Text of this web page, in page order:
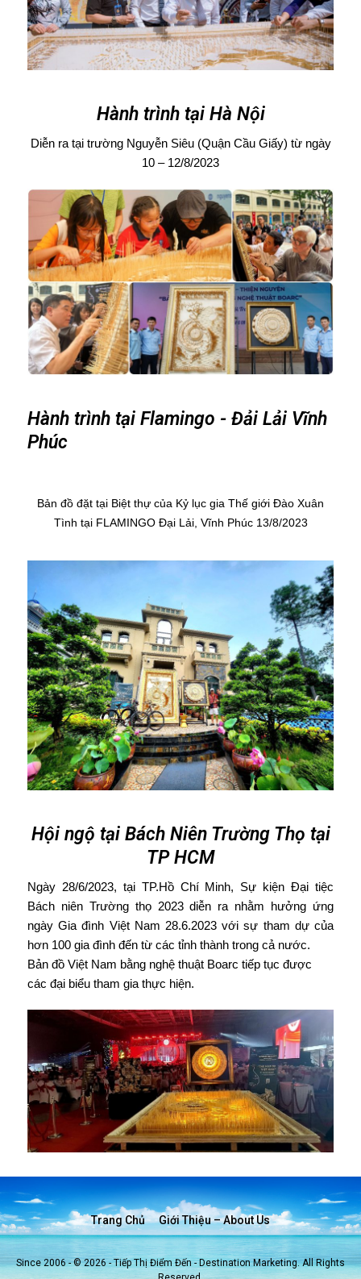
Hành trình tại Hà Nội
Diễn ra tại trường Nguyễn Siêu (Quận Cầu Giấy) từ ngày
10 – 12/8/2023
Hành trình tại Flamingo - Đải Lải Vĩnh
Phúc
Bản đồ đặt tại Biệt thự của Kỷ lục gia Thế giới Đào Xuân
Tình tại FLAMINGO Đại Lải, Vĩnh Phúc 13/8/2023
Hội ngộ tại Bách Niên Trường Thọ tại
TP HCM
Ngày 28/6/2023, tại TP.Hồ Chí Minh, Sự kiện Đại tiệc
Bách niên Trường thọ 2023 diễn ra nhằm hưởng ứng
ngày Gia đình Việt Nam 28.6.2023 với sự tham dự của
hơn 100 gia đình đến từ các tỉnh thành trong cả nước.
Bản đồ Việt Nam bằng nghệ thuật Boarc tiếp tục được
các đại biểu tham gia thực hiện.
Trang Chủ Giới Thiệu – About Us
Since 2006 - © 2026 - Tiếp Thị Điểm Đến - Destination Marketing. All Rights